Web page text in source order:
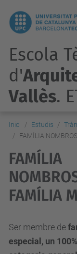
Escola
d'
Vallès.
Inici Estudis
FAMÍLIA
FAMÍLIA
FAMÍLIA
Ser membre de
especial, un